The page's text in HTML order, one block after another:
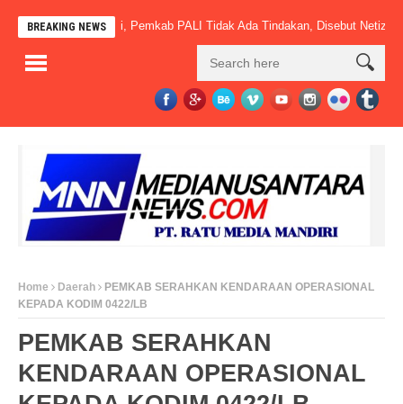
BREAKING NEWS
Beroperasi, Pemkab PALI Tidak Ada Tindakan, Disebut Netizen”
Home Daerah
PEMKAB SERAHKAN KENDARAAN OPERASIONAL
KEPADA KODIM 0422/LB
PEMKAB SERAHKAN
KENDARAAN OPERASIONAL